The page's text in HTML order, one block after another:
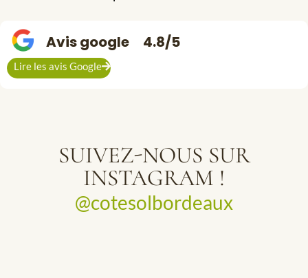
Avis google 4.8/5
Lire les avis Google
SUIVEZ-NOUS SUR
INSTAGRAM !
@cotesolbordeaux